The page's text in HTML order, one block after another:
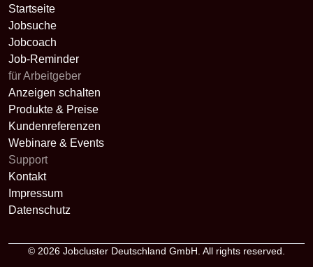
Startseite
Jobsuche
Jobcoach
Job-Reminder
für Arbeitgeber
Anzeigen schalten
Produkte & Preise
Kundenreferenzen
Webinare & Events
Support
Kontakt
Impressum
Datenschutz
© 2026 Jobcluster Deutschland GmbH. All rights reserved.